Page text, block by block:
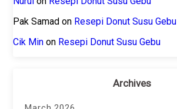
Pak Samad on Resepi Donut Susu Gebu
Cik Min on Resepi Donut Susu Gebu
Archives